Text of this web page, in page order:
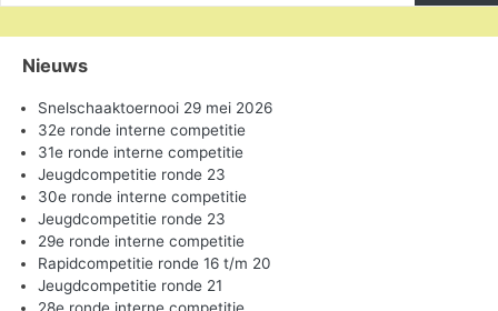
Nieuws
Snelschaaktoernooi 29 mei 2026
32e ronde interne competitie
31e ronde interne competitie
Jeugdcompetitie ronde 23
30e ronde interne competitie
Jeugdcompetitie ronde 23
29e ronde interne competitie
Rapidcompetitie ronde 16 t/m 20
Jeugdcompetitie ronde 21